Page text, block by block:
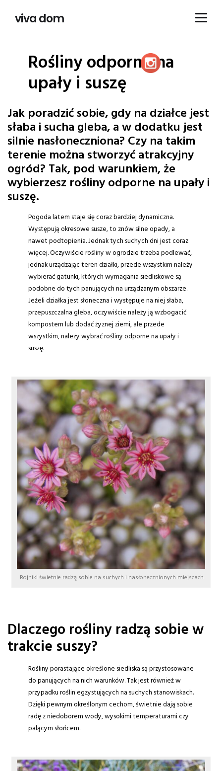
viva dom
Rośliny odporne na
upały i suszę
Jak poradzić sobie, gdy na działce jest
słaba i sucha gleba, a w dodatku jest
silnie nasłoneczniona? Czy na takim
terenie można stworzyć atrakcyjny
ogród? Tak, pod warunkiem, że
wybierzesz rośliny odporne na upały i
suszę.
Pogoda latem staje się coraz bardziej dynamiczna.
Występują okresowe susze, to znów silne opady, a
nawet podtopienia. Jednak tych suchych dni jest coraz
więcej. Oczywiście rośliny w ogrodzie trzeba podlewać,
jednak urządzając teren działki, przede wszystkim należy
wybierać gatunki, których wymagania siedliskowe są
podobne do tych panujących na urządzanym obszarze.
Jeżeli działka jest słoneczna i występuje na niej słaba,
przepuszczalna gleba, oczywiście należy ją wzbogacić
kompostem lub dodać żyznej ziemi, ale przede
wszystkim, należy wybrać rośliny odporne na upały i
suszę.
Rojniki świetnie radzą sobie na suchych i nasłonecznionych miejscach.
Dlaczego rośliny radzą sobie w
trakcie suszy?
Rośliny porastające określone siedliska są przystosowane
do panujących na nich warunków. Tak jest również w
przypadku roślin egzystujących na suchych stanowiskach.
Dzięki pewnym określonym cechom, świetnie dają sobie
radę z niedoborem wody, wysokimi temperaturami czy
palącym słońcem.